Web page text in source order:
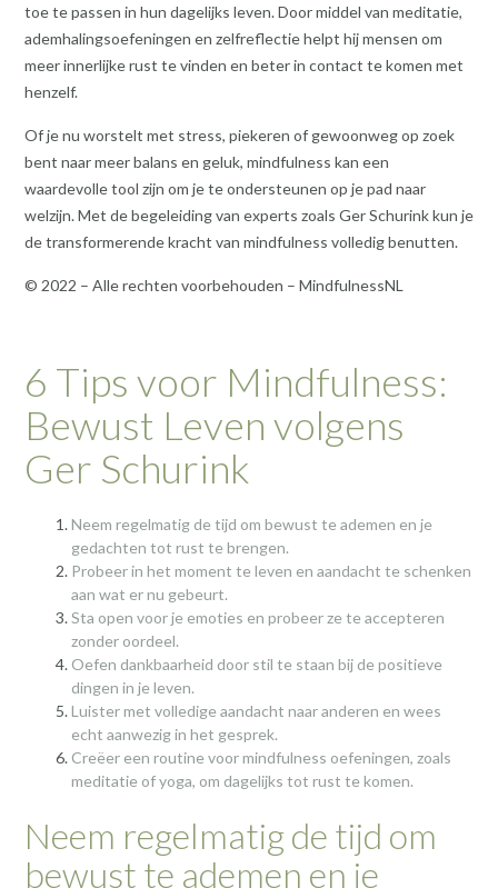
toe te passen in hun dagelijks leven. Door middel van meditatie,
ademhalingsoefeningen en zelfreflectie helpt hij mensen om
meer innerlijke rust te vinden en beter in contact te komen met
henzelf.
Of je nu worstelt met stress, piekeren of gewoonweg op zoek
bent naar meer balans en geluk, mindfulness kan een
waardevolle tool zijn om je te ondersteunen op je pad naar
welzijn. Met de begeleiding van experts zoals Ger Schurink kun je
de transformerende kracht van mindfulness volledig benutten.
© 2022 – Alle rechten voorbehouden – MindfulnessNL
6 Tips voor Mindfulness:
Bewust Leven volgens
Ger Schurink
Neem regelmatig de tijd om bewust te ademen en je
gedachten tot rust te brengen.
Probeer in het moment te leven en aandacht te schenken
aan wat er nu gebeurt.
Sta open voor je emoties en probeer ze te accepteren
zonder oordeel.
Oefen dankbaarheid door stil te staan bij de positieve
dingen in je leven.
Luister met volledige aandacht naar anderen en wees
echt aanwezig in het gesprek.
Creëer een routine voor mindfulness oefeningen, zoals
meditatie of yoga, om dagelijks tot rust te komen.
Neem regelmatig de tijd om
bewust te ademen en je